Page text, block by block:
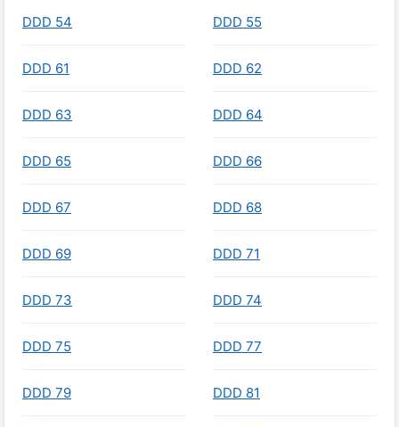
DDD 54 DDD 55
DDD 61 DDD 62
DDD 63 DDD 64
DDD 65 DDD 66
DDD 67 DDD 68
DDD 69 DDD 71
DDD 73 DDD 74
DDD 75 DDD 77
DDD 79 DDD 81